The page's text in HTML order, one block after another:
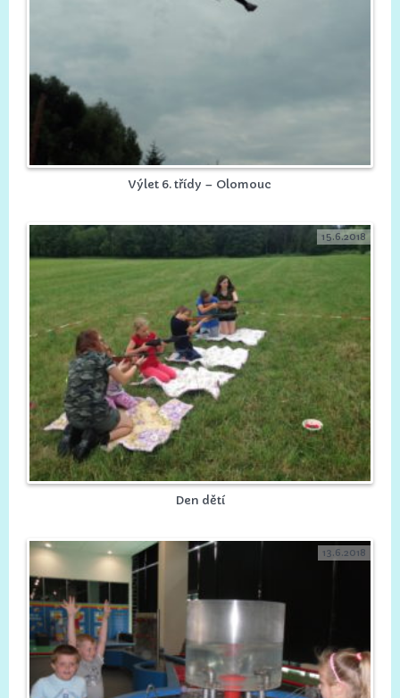
Výlet 6. třídy – Olomouc
15.6.2018
Den dětí
13.6.2018